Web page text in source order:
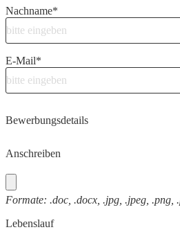
Nachname*
E-Mail*
Bewerbungsdetails
Anschreiben
Formate: .doc, .docx, .jpg, .jpeg, .png,
Lebenslauf